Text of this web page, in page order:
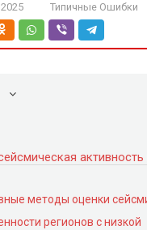
Типичные Ошибки
методы оценки
регионов с низкой